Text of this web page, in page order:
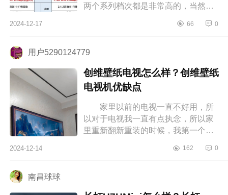
两个系列档次都是非常高的，当然
也更高，不过很多消费者也非常疑
2024-12-17 66 0
用户5290124779
创维壁纸电视怎么样？创维壁纸
电视机优缺点
家里以前的电视一直不好用，所
以对于电视我一直有点执念，所以家
里重新翻新重装的时候，我第一个就
什么的没什么经验，所以为了用起
2024-12-14 162 0
南昌球球